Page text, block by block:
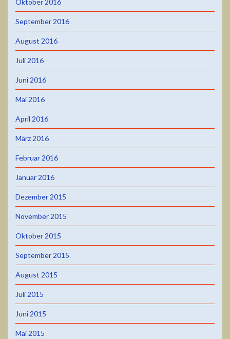
Oktober 2016
September 2016
August 2016
Juli 2016
Juni 2016
Mai 2016
April 2016
März 2016
Februar 2016
Januar 2016
Dezember 2015
November 2015
Oktober 2015
September 2015
August 2015
Juli 2015
Juni 2015
Mai 2015